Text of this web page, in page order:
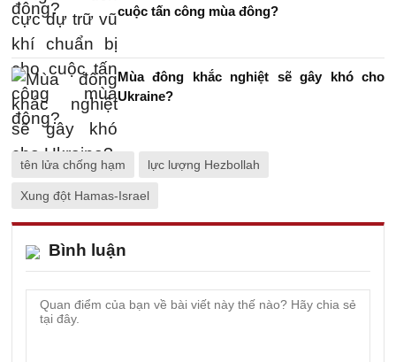
cuộc tấn công mùa đông?
Mùa đông khắc nghiệt sẽ gây khó cho
Ukraine?
tên lửa chống hạm lực lượng Hezbollah
Xung đột Hamas-Israel
Bình luận